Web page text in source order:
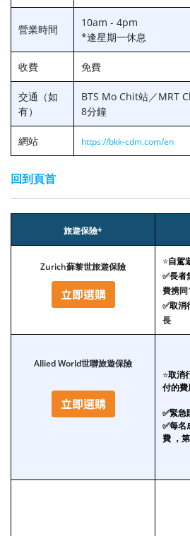
營業時間
10am - 4pm
*逢星期一休息
收費 免費
交通（如
有）
BTS Mo Chit站／MRT
8分鐘
網站 https://bkk-cdm.com/en
回到頁首
旅遊保險*
Zurich蘇黎世旅遊保險 ⭐自駕
✅長者
費携
✅取消
長
Allied World世聯旅遊保險
⭐取消
付的費
✅緊急
✅每名
費 ，